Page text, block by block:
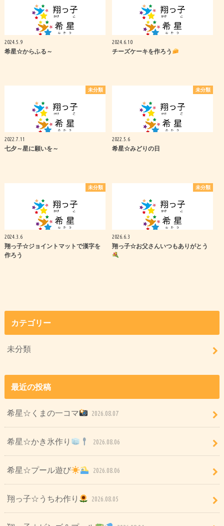
2024.5.9
希星☆からふる～
2024.6.10
チーズケーキを作ろう
未分類
2022.7.11
七夕～星に願いを～
未分類
2022.5.6
希星☆みどりの日
未分類
2024.3.6
翔っ子☆ジョイントマットで漢字を
作ろう
未分類
2026.6.3
翔っ子☆お父さんいつもありがとう
カテゴリー
未分類
最近の投稿
希星☆くまの一コマ 2026.08.07
希星☆かき氷作り 2026.08.06
希星☆プール遊び 2026.08.06
翔っ子☆うちわ作り 2026.08.05